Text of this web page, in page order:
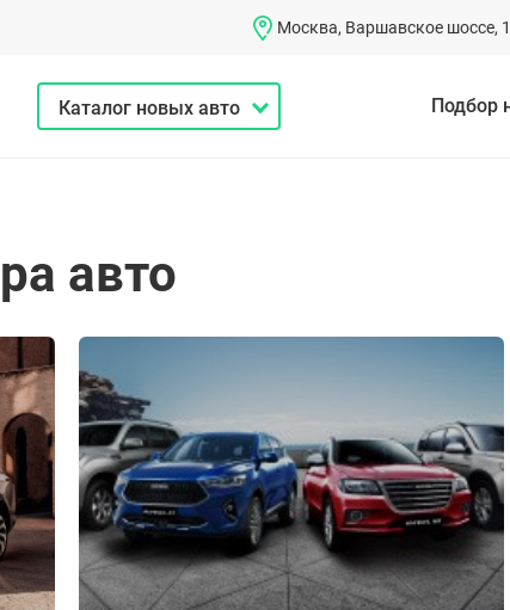
Москва, Варшавское шоссе,
Каталог новых авто Подбор
авто